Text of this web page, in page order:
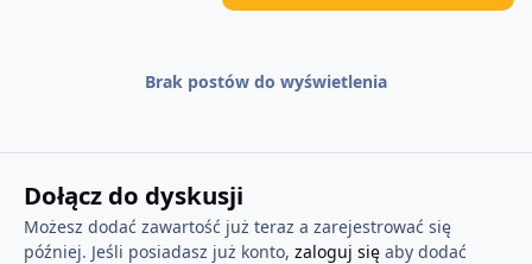
Brak postów do wyświetlenia
Dołącz do dyskusji
Możesz dodać zawartość już teraz a zarejestrować się
później. Jeśli posiadasz już konto, zaloguj sięaby dodać